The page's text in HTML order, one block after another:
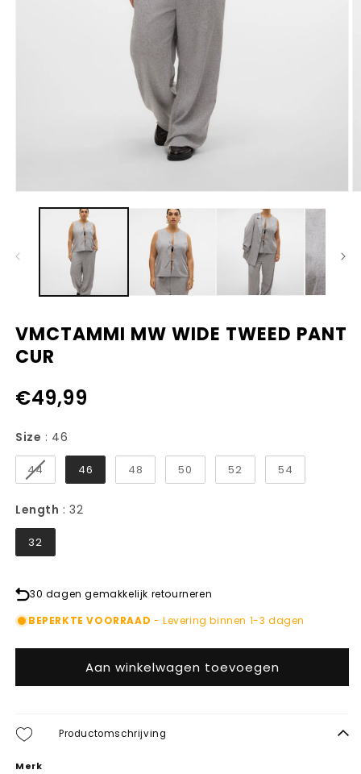
VMCTAMMI MW WIDE TWEED PANT
CUR
€49,99
Size
Size : 46
44 46 48 50 52 54
Length : 32Length
32
30 dagen gemakkelijk retourneren
BEPERKTE VOORRAAD - Levering binnen 1-3 dagen
Aan winkelwagen toevoegen
Productomschrijving
Merk